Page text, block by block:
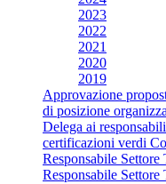
2023
2022
2021
2020
2019
Approvazione
di posizione
Delega ai
certificazioni verdi
Responsabile
Responsabile Settore